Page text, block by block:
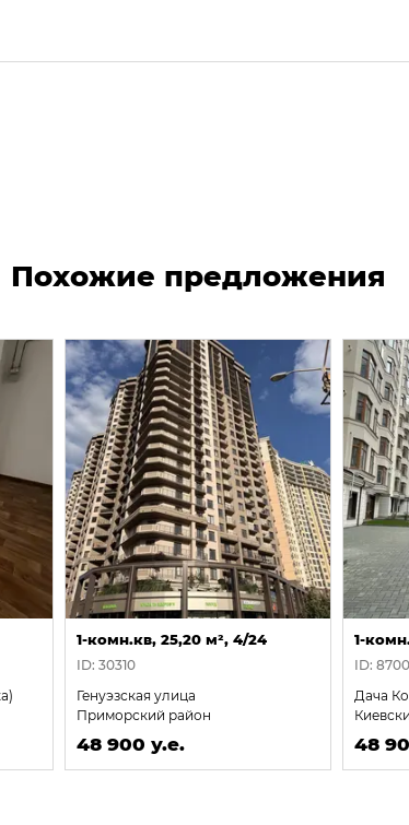
Похожие предложения
1-комн.кв, 25,20 м², 4/24
ID: 30310
Генуэзская улица
Приморский район
48 900 у.е.
1-
ID: 8700
Дача
48